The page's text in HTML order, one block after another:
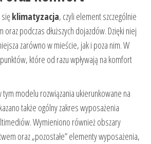
klimatyzacja, czyli element szczególnie
podczas dłuższych dojazdów. Dzięki niej
zarówno w mieście, jak i poza nim. W
które od razu wpływają na komfort
tym modelu rozwiązania ukierunkowane na
także ogólny zakres wyposażenia
Wymieniono również obszary
oraz „pozostałe” elementy wyposażenia,